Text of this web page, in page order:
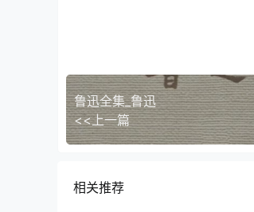
鲁迅全集_鲁迅
<<上一篇
相关推荐